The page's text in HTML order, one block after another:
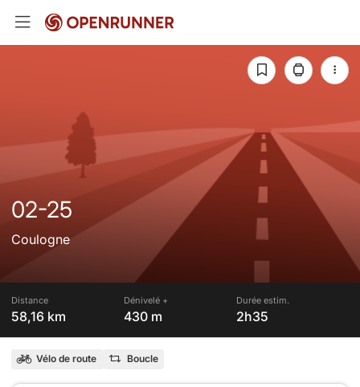
02-25
Coulogne
Distance
58,16 km
Dénivelé +
430 m
Durée estim.
2h35
Vélo de route Boucle